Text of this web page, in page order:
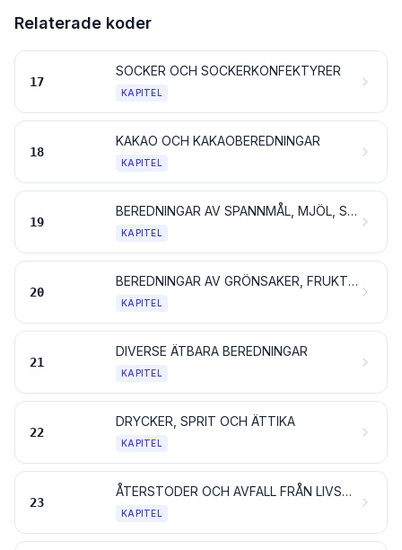
Relaterade koder
17
SOCKER OCH SOCKERKONFEKTYRER
KAPITEL
18
KAKAO OCH KAKAOBEREDNINGAR
KAPITEL
19
BEREDNINGAR AV SPANNMÅL, MJÖL, STÄRKELSE ELLER MJÖLK; BAKVERK
KAPITEL
20
BEREDNINGAR AV GRÖNSAKER, FRUKT, BÄR, NÖTTER ELLER ANDRA VÄXTDELAR
KAPITEL
21
DIVERSE ÄTBARA BEREDNINGAR
KAPITEL
22
DRYCKER, SPRIT OCH ÄTTIKA
KAPITEL
23
ÅTERSTODER OCH AVFALL FRÅN LIVSMEDELSINDUSTRIN; BEREDDA FODERMEDEL
KAPITEL